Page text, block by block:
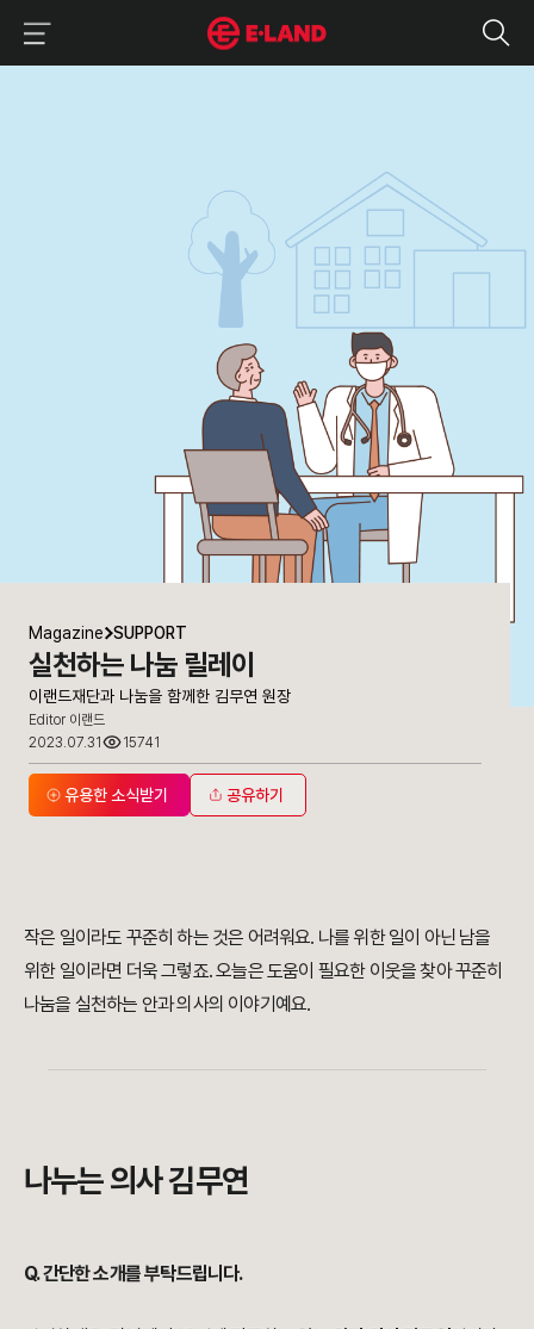
이랜드재단과 나눔을 함께한 김무연 원장
매거진 상세보기
Magazine SUPPORT
실천하는 나눔 릴레이
이랜드재단과 나눔을 함께한 김무연 원장
Editor 이랜드
2023.07.31
15741
유용한 소식받기 공유하기
작은 일이라도 꾸준히 하는 것은 어려워요. 나를 위한 일이 아닌 남을
위한 일이라면 더욱 그렇죠. 오늘은 도움이 필요한 이웃을 찾아 꾸준히
나눔을 실천하는 안과 의사의 이야기예요.
나누는 의사 김무연
Q. 간단한 소개를 부탁드립니다.